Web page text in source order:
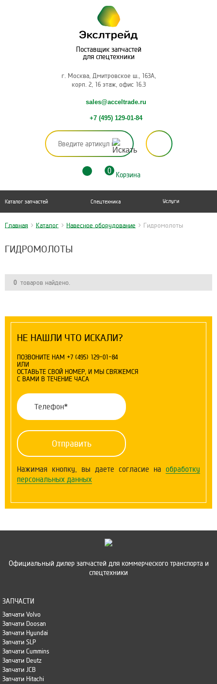
Поставщик запчастей
для спецтехники
г. Москва, Дмитровское ш., 163А,
корп. 2, 16 этаж, офис 16.3
sales@acceltrade.ru
+7 (495) 129-01-84
0 Корзина
Каталог запчастей Спецтехника Услуги
Главная > Каталог > Навесное оборудование > Гидромолоты
ГИДРОМОЛОТЫ
0 товаров найдено.
НЕ НАШЛИ ЧТО ИСКАЛИ?
ПОЗВОНИТЕ НАМ +7 (495) 129-01-84
ИЛИ
ОСТАВЬТЕ СВОЙ НОМЕР, И МЫ СВЯЖЕМСЯ
С ВАМИ В ТЕЧЕНИЕ ЧАСА
Телефон*
Нажимая кнопку, вы даете согласие на обработку
персональных данных
Официальный дилер запчастей для коммерческого транспорта и
спецтехники
ЗАПЧАСТИ
Запчати Volvo
Запчати Doosan
Запчати Hyundai
Запчати SLP
Запчати Cummins
Запчати Deutz
Запчати JCB
Запчати Hitachi